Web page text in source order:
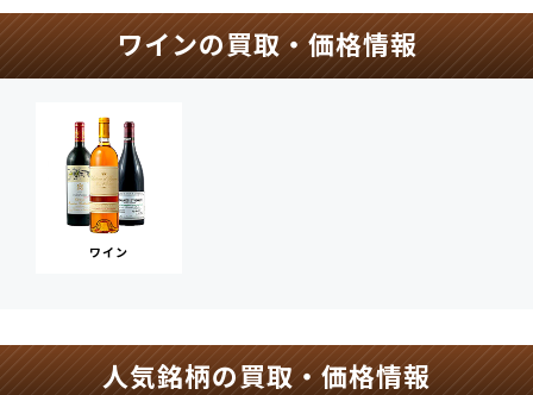
ワインの買取・価格情報
ワイン
人気銘柄の買取・価格情報